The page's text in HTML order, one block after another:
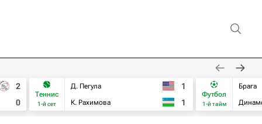
2
0
Теннис
1-й сет
Д. Пегула
К. Рахимова
1
1
Футбол
1-й тайм
Брага